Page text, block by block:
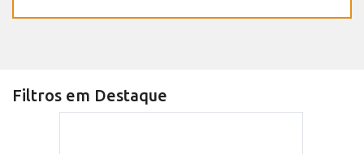
Filtros em Destaque